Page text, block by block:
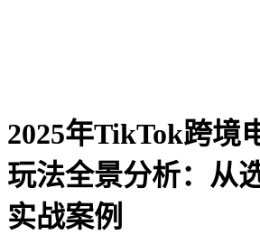
2025年TikTok跨境
玩法全景分析：从
实战案例